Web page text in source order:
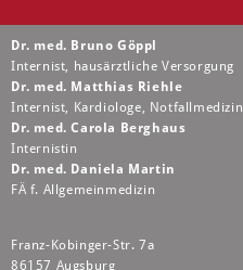
Dr. med. Bruno Göppl
Internist, hausärztliche Versorgung
Dr. med. Matthias Riehle
Internist, Kardiologe, Notfallmedizin
Dr. med. Carola Berghaus
Internistin
Dr. med. Daniela Martin
FÄ f. Allgemeinmedizin
Franz-Kobinger-Str. 7a
86157 Augsburg